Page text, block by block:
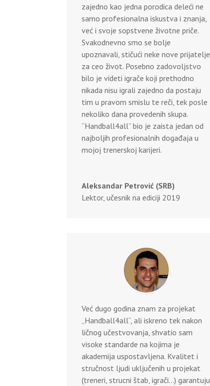
zajedno kao jedna porodica deleći ne
samo profesionalna iskustva i znanja,
već i svoje sopstvene životne priče.
Svakodnevno smo se bolje
upoznavali, stičući neke nove prijatelje
za ceo život. Posebno zadovoljstvo
bilo je videti igrače koji prethodno
nikada nisu igrali zajedno da postaju
tim u pravom smislu te reči, tek posle
nekoliko dana provedenih skupa.
“Handball4all” bio je zaista jedan od
najboljih profesionalnih događaja u
mojoj trenerskoj karijeri.
Aleksandar Petrović (SRB)
Lektor, učesnik na ediciji 2019
Već dugo godina znam za projekat
„Handball4all“, ali iskreno tek nakon
ličnog učestvovanja, shvatio sam
visoke standarde na kojima je
akademija uspostavljena. Kvalitet i
stručnost ljudi uključenih u projekat
(treneri, strucni štab, igrači…) garantuju